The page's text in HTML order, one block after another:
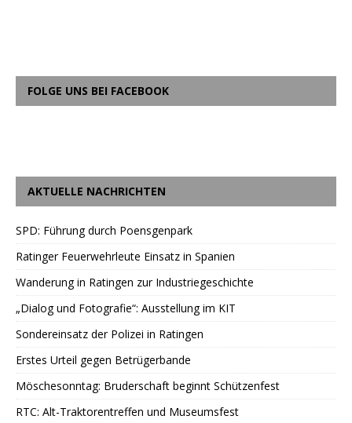
FOLGE UNS BEI FACEBOOK
AKTUELLE NACHRICHTEN
SPD: Führung durch Poensgenpark
Ratinger Feuerwehrleute Einsatz in Spanien
Wanderung in Ratingen zur Industriegeschichte
„Dialog und Fotografie“: Ausstellung im KIT
Sondereinsatz der Polizei in Ratingen
Erstes Urteil gegen Betrügerbande
Möschesonntag: Bruderschaft beginnt Schützenfest
RTC: Alt-Traktorentreffen und Museumsfest